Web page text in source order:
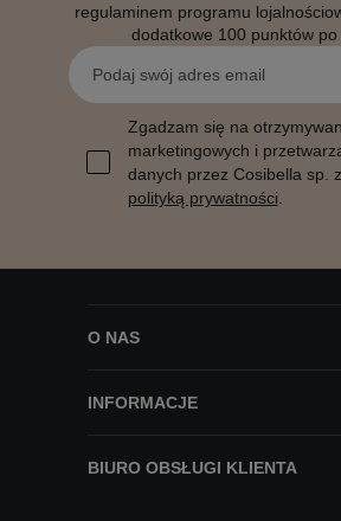
regulaminem programu
dodatkowe 100 punktów po
Zgadzam się na
marketingowych i
danych przez Cosibella sp.
polityką prywatności
O NAS
INFORMACJE
BIURO OBSŁUGI KLIENTA